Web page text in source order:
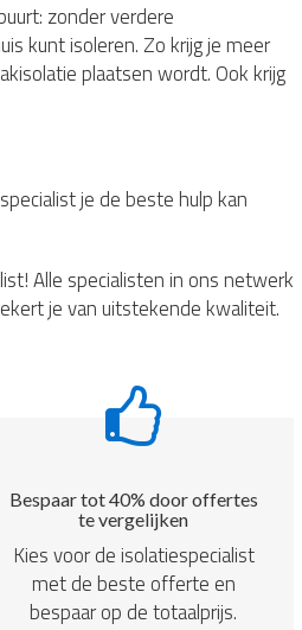
zonder verdere
kunt isoleren. Zo krijg je meer
plaatsen wordt. Ook krijg
je de beste hulp kan
Alle specialisten in ons netwerk
je van uitstekende kwaliteit.
Bespaar tot 40% door offertes
te vergelijken
Kies voor de isolatiespecialist
met de beste offerte en
bespaar op de totaalprijs.